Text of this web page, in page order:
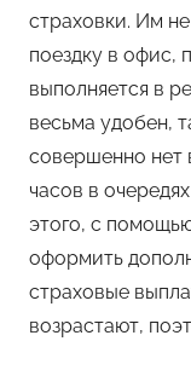
страховки. Им
поездку в офис,
выполняется в
весьма удобен,
совершенно нет
часов в
этого, с
оформить
страховые
возрастают,